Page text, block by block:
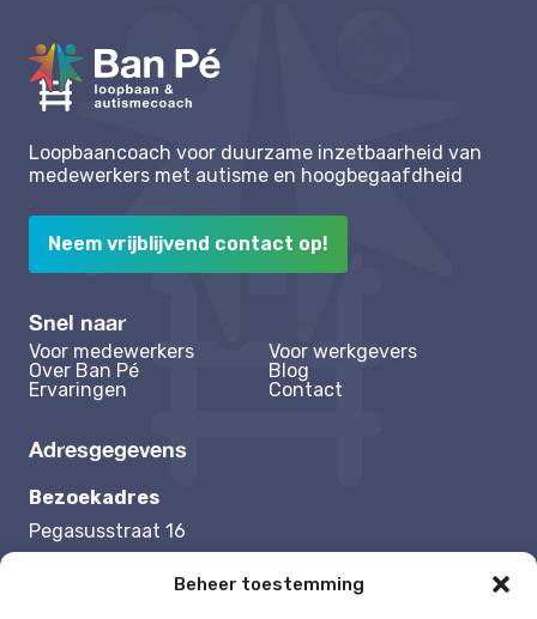
Beheer toestemming
Loopbaancoach voor duurzame inzetbaarheid van
medewerkers met autisme en hoogbegaafdheid
Neem vrijblijvend contact op!
Snel naar
Voor medewerkers
Voor werkgevers
Over Ban Pé
Blog
Ervaringen
Contact
Adresgegevens
Bezoekadres
Pegasusstraat 16